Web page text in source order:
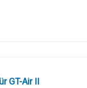
GT-Air II